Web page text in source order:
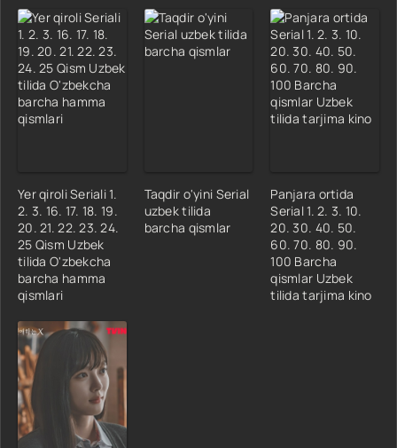
Yer qiroli Seriali 1.
2. 3. 16. 17. 18. 19.
20. 21. 22. 23. 24.
25 Qism Uzbek
tilida O'zbekcha
barcha hamma
qismlari
Taqdir o'yini Serial
uzbek tilida
barcha qismlar
Panjara ortida
Serial 1. 2. 3. 10.
20. 30. 40. 50.
60. 70. 80. 90.
100 Barcha
qismlar Uzbek
tilida tarjima kino